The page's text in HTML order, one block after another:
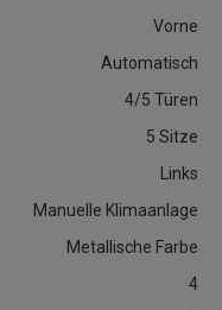
Vorne
Automatisch
4/5 Türen
5 Sitze
Links
Manuelle Klimaanlage
Metallische Farbe
4